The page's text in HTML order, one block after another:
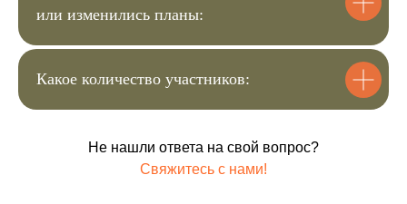
или изменились планы:
Какое количество участников:
Не нашли ответа на свой вопрос?
Свяжитесь с нами!